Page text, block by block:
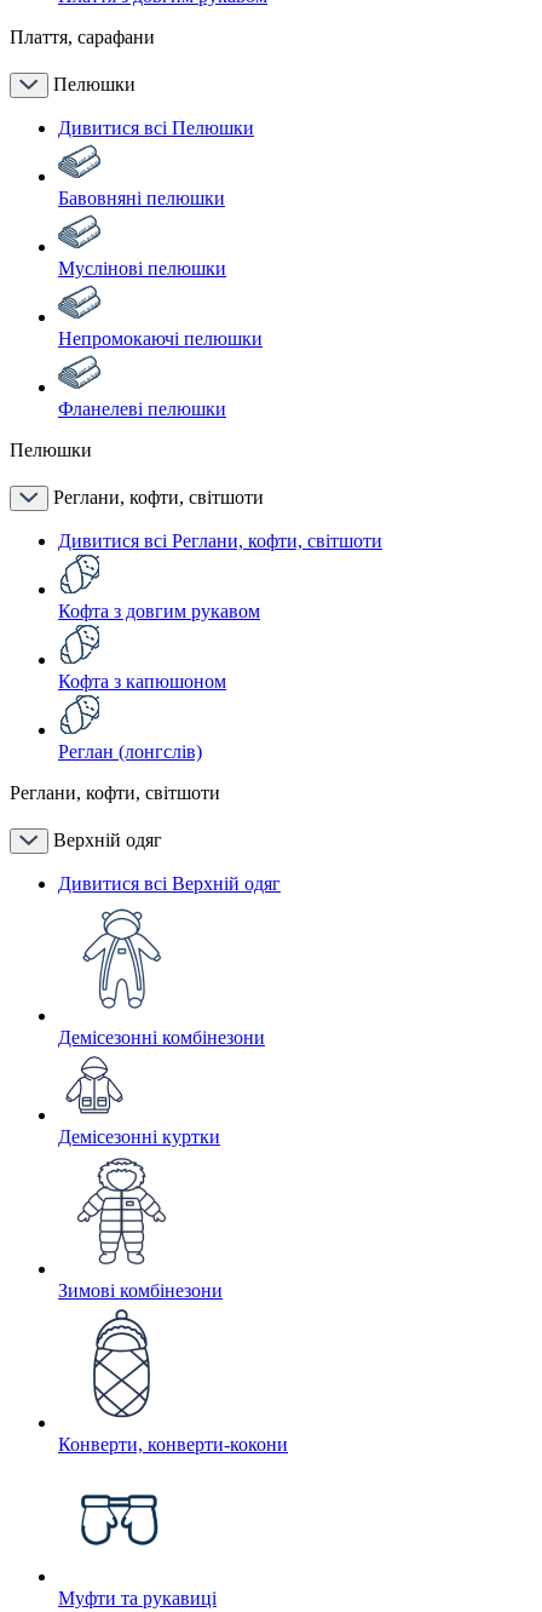
Плаття, сарафани
Пелюшки
Дивитися всі Пелюшки
Бавовняні пелюшки
Муслінові пелюшки
Непромокаючі пелюшки
Фланелеві пелюшки
Пелюшки
Реглани, кофти, світшоти
Дивитися всі Реглани, кофти, світшоти
Кофта з довгим рукавом
Кофта з капюшоном
Реглан (лонгслів)
Реглани, кофти, світшоти
Верхній одяг
Дивитися всі Верхній одяг
Демісезонні комбінезони
Демісезонні куртки
Зимові комбінезони
Конверти, конверти-кокони
Муфти та рукавиці